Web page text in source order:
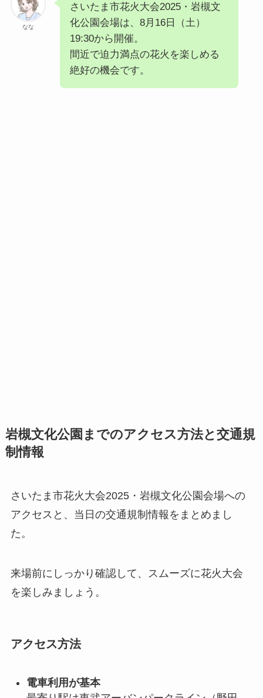
なな
さいたま市花火大会2025・岩槻文
化公園会場は、8月16日（土）
19:30から開催。
間近で迫力満点の花火を楽しめる
絶好の機会です。
岩槻文化公園までのアクセス方法と交通規
制情報
さいたま市花火大会2025・岩槻文化公園会場への
アクセスと、当日の交通規制情報をまとめまし
た。
来場前にしっかり確認して、スムーズに花火大会
を楽しみましょう。
アクセス方法
電車利用が基本